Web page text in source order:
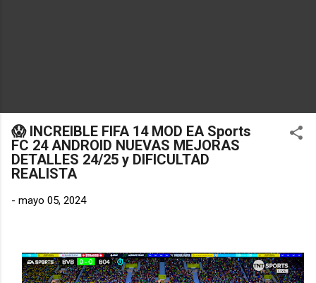
😱 INCREIBLE FIFA 14 MOD EA Sports
FC 24 ANDROID NUEVAS MEJORAS
DETALLES 24/25 y DIFICULTAD
REALISTA
- mayo 05, 2024